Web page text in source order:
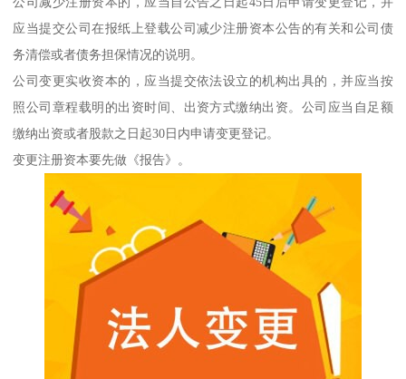
应当提交公司在报纸上登载公司减少注册资本公告的有关和公司债
务清偿或者债务担保情况的说明。
公司变更实收资本的，应当提交依法设立的机构出具的，并应当按
照公司章程载明的出资时间、出资方式缴纳出资。公司应当自足额
缴纳出资或者股款之日起30日内申请变更登记。
变更注册资本要先做《报告》。